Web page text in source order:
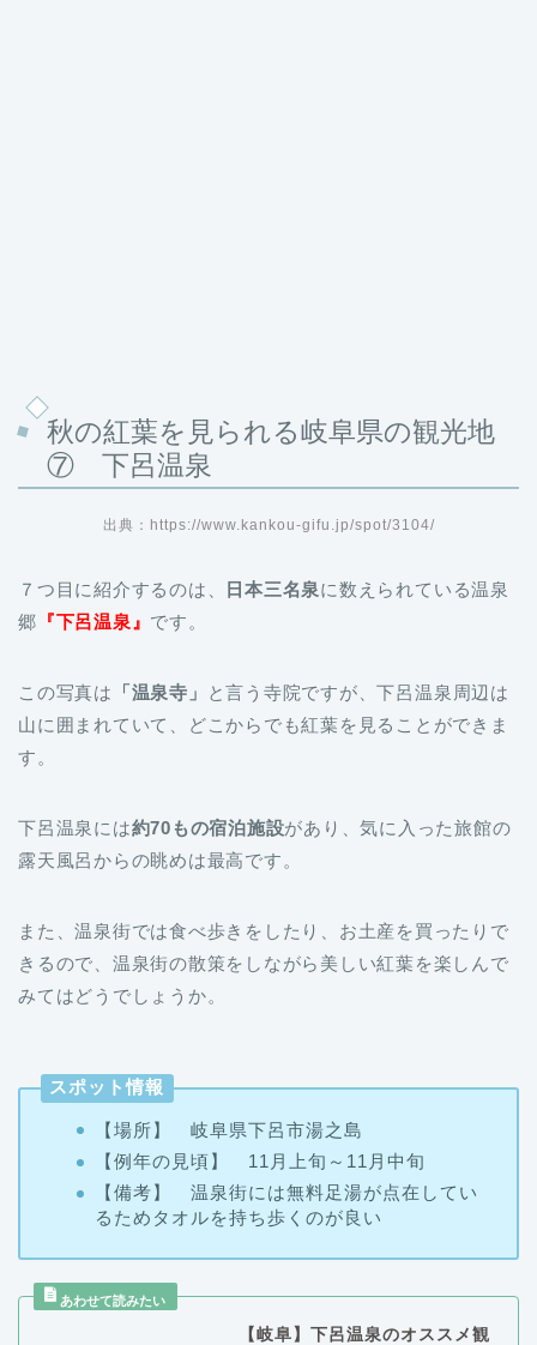
秋の紅葉を見られる岐阜県の観光地
⑦ 下呂温泉
出典：https://www.kankou-gifu.jp/spot/3104/
７つ目に紹介するのは、 日本三名泉に数えられている温泉
郷 『下呂温泉』 です。
この写真は 「温泉寺」
と言う寺院ですが、下呂温泉周辺は
山に囲まれていて、どこからでも紅葉を見ることができま
す。
下呂温泉には約70もの宿泊施設があり、気に入った旅館の
露天風呂からの眺めは最高です。
また、温泉街では食べ歩きをしたり、お土産を買ったりで
きるので、温泉街の散策をしながら美しい紅葉を楽しんで
みてはどうでしょうか。
スポット情報
【場所】 岐阜県下呂市湯之島
【例年の見頃】 11月上旬～11月中旬
【備考】 温泉街には無料足湯が点在してい
るためタオルを持ち歩くのが良い
【岐阜】下呂温泉のオススメ観